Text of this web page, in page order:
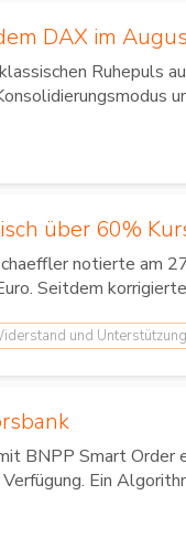
DAX im
Ruhepuls
über 60%
notierte am
Seitdem
und Unterstützung
BNPP Smart
Ein